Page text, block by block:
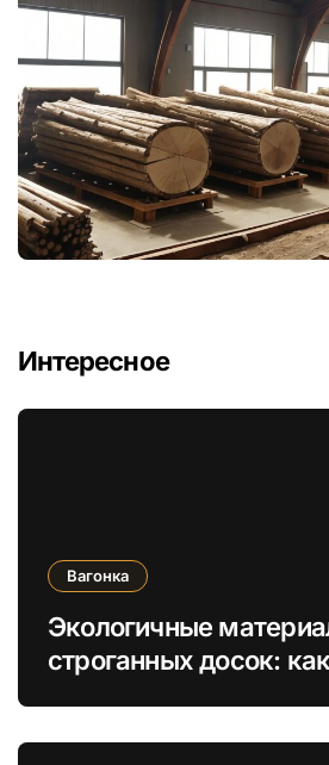
Интересное
Вагонка
Экологичные
строганных досок: